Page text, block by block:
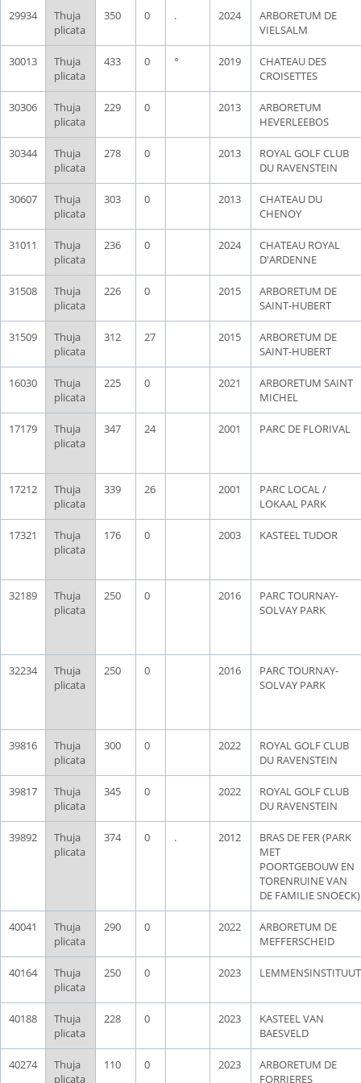
29934
Thuja
plicata
350 0 . 2024
ARBORETUM DE
VIELSALM
30013
Thuja
plicata
433 0 ° 2019
CHATEAU DES
CROISETTES
30306
Thuja
plicata
229 0 2013
ARBORETUM
HEVERLEEBOS
30344
Thuja
plicata
278 0 2013
ROYAL GOLF CLUB
DU RAVENSTEIN
30607
Thuja
plicata
303 0 2013
CHATEAU DU
CHENOY
31011
Thuja
plicata
236 0 2024
CHATEAU ROYAL
D'ARDENNE
31508
Thuja
plicata
226 0 2015
ARBORETUM DE
SAINT-HUBERT
31509
Thuja
plicata
312 27 2015
ARBORETUM DE
SAINT-HUBERT
16030
Thuja
plicata
225 0 2021
ARBORETUM SAINT
MICHEL
17179
Thuja
plicata
347 24 2001 PARC DE FLORIVAL
17212
Thuja
plicata
339 26 2001
PARC LOCAL /
LOKAAL PARK
17321
Thuja
plicata
176 0 2003 KASTEEL TUDOR
32189
Thuja
plicata
250 0 2016
PARC TOURNAY-
SOLVAY PARK
32234
Thuja
plicata
250 0 2016
PARC TOURNAY-
SOLVAY PARK
39816
Thuja
plicata
300 0 2022
ROYAL GOLF CLUB
DU RAVENSTEIN
39817
Thuja
plicata
345 0 2022
ROYAL GOLF CLUB
DU RAVENSTEIN
39892
Thuja
plicata
374 0 . 2012
BRAS DE FER (PARK
MET
POORTGEBOUW EN
TORENRUINE VAN
DE FAMILIE SNOECK)
40041
Thuja
plicata
290 0 2022
ARBORETUM DE
MEFFERSCHEID
40164
Thuja
plicata
250 0 2023 LEMMENSINSTITUUT
40188
Thuja
plicata
228 0 2023
KASTEEL VAN
BAESVELD
40274
Thuja
plicata
110 0 2023
ARBORETUM DE
FORRIERES